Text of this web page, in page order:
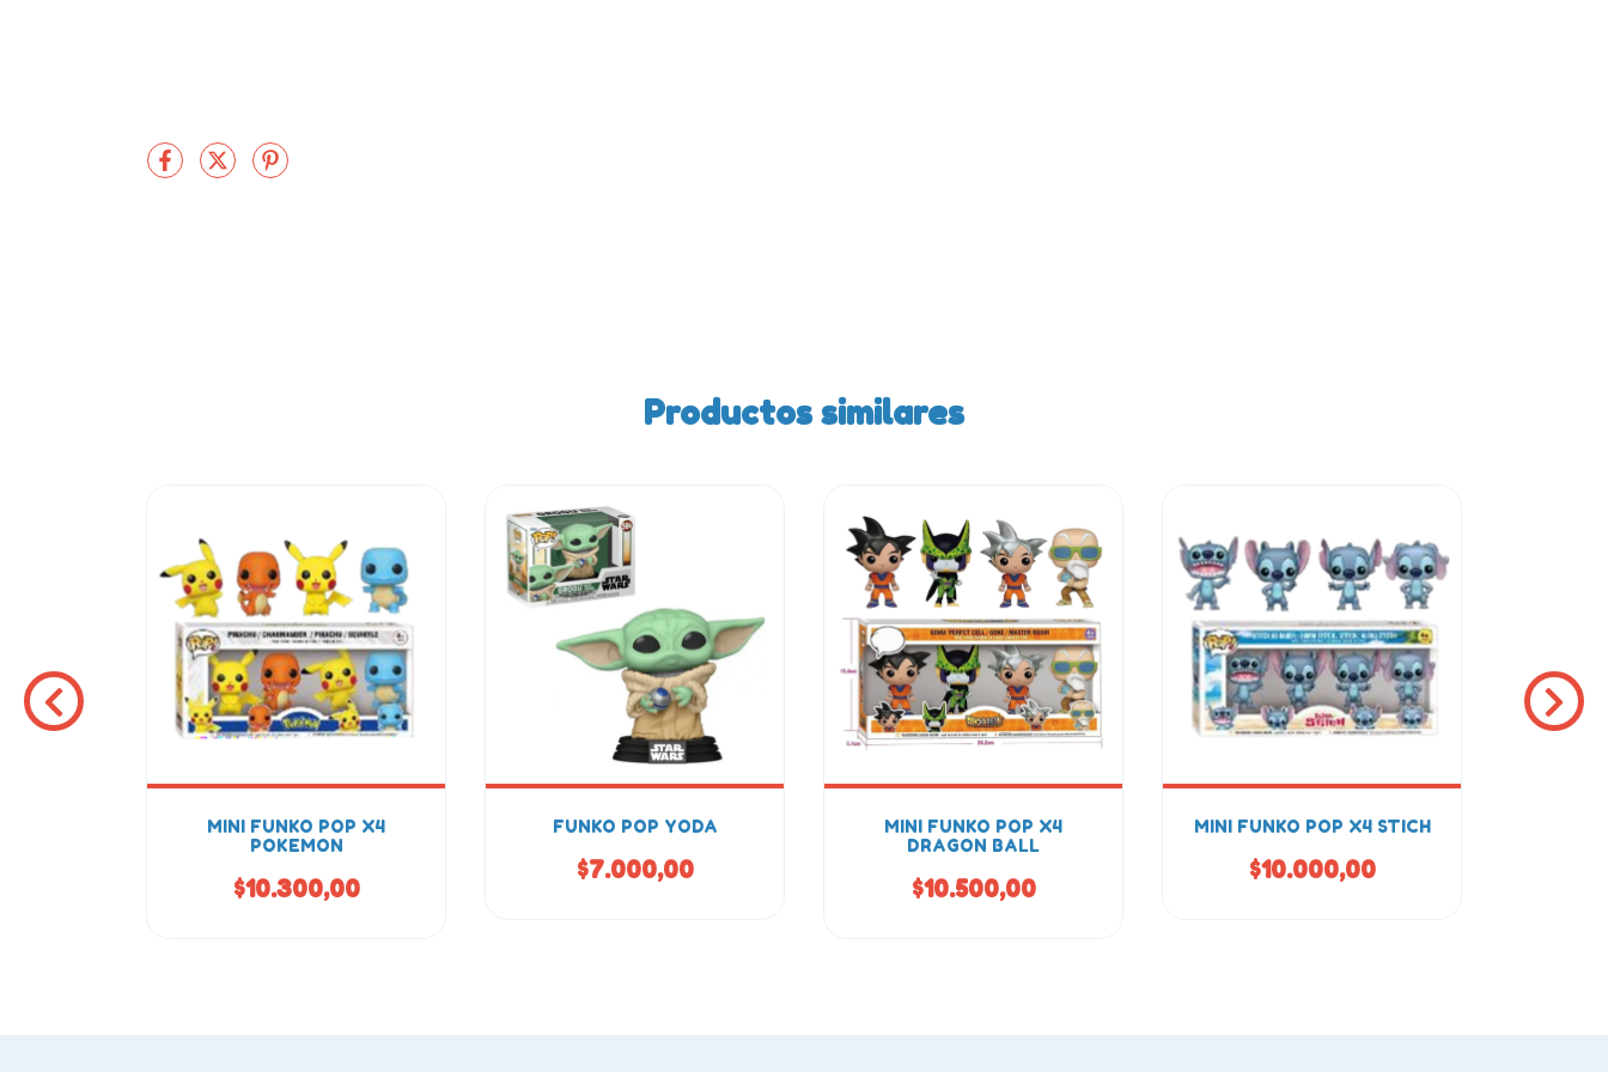
Productos similares
MINI FUNKO POP X4
POKEMON
$10.300,00
FUNKO POP YODA
$7.000,00
MINI FUNKO POP X4
DRAGON BALL
$10.500,00
MINI FUNKO POP X4 STICH
$10.000,00